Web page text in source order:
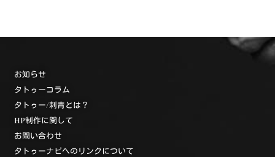
お知らせ
タトゥーコラム
タトゥー/刺青とは？
HP制作に関して
お問い合わせ
タトゥーナビへのリンクについて